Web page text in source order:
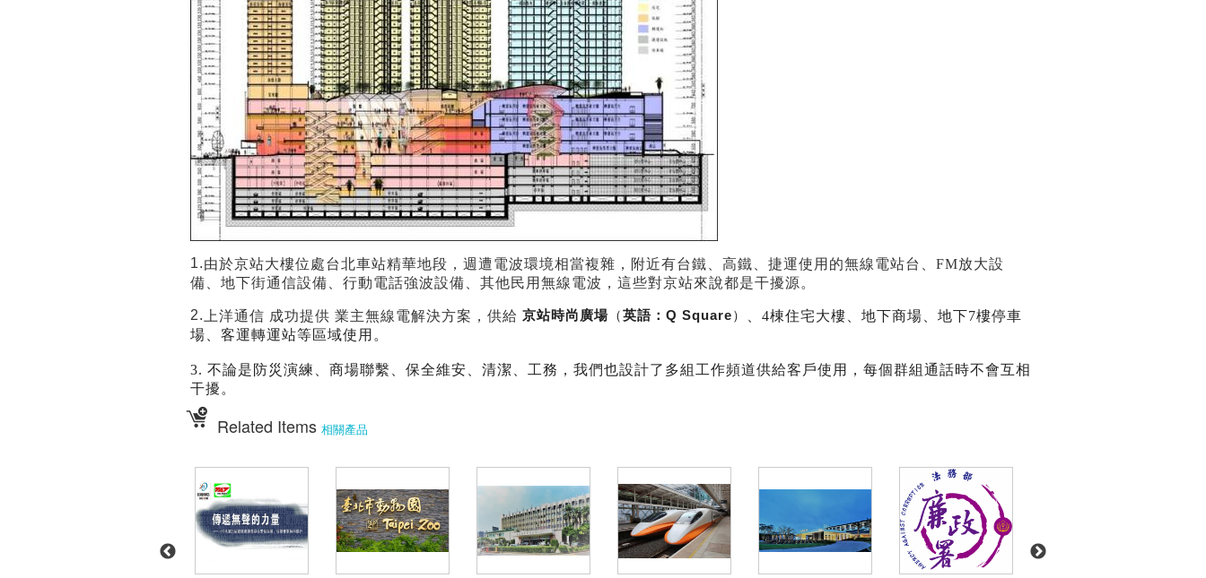
1.由於京站大樓位處台北車站精華地段，週遭電波環境相當複雜，附近有台鐵、高鐵、捷運使用的無線電站台、FM放大設
備、地下街通信設備、行動電話強波設備、其他民用無線電波，這些對京站來說都是干擾源。
2. 上洋通信 成功提供 業主無線電解決方案，供給 京站時尚廣場 （英語： Q Square）
、4棟住宅大樓、地下商場、地下7樓停車
場、客運轉運站等區域使用。
3. 不論是防災演練、商場聯繫、保全維安、清潔、工務，我們也設計了多組工作頻道供給客戶使用，每個群組通話時不會互相
干擾。
Related Items 相關產品